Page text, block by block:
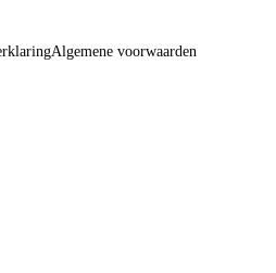
Algemene voorwaarden